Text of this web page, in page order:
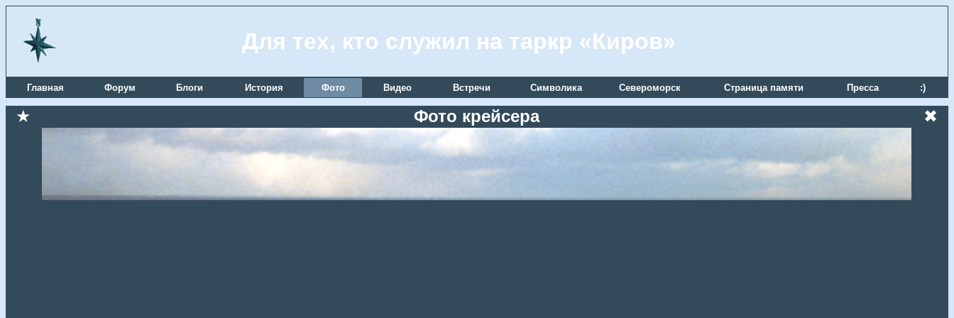
Для тех, кто служил на таркр «Киров»
Главная Форум Блоги История Фото Видео Встречи Символика Североморск Страница памяти Пресса :)
★ Фото крейсера ✖